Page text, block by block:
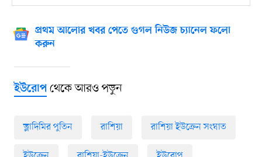
প্রথম আলোর খবর পেতে গুগল নিউজ চ্যানেল ফলো
করুন
ইউরোপথেকে আরও পড়ুন
ভ্লাদিমির পুতিন রাশিয়া রাশিয়া ইউক্রেন সংঘাত